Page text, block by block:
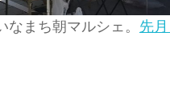
まち朝マルシェ。 先